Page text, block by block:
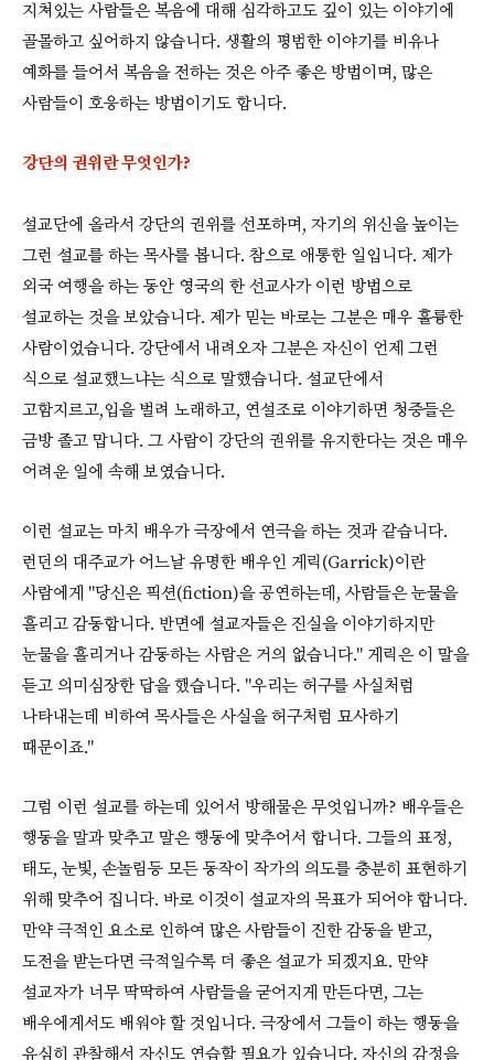
지쳐있는 사람들은 복음에 대해 심각하고도 깊이 있는 이야기에
골몰하고 싶어하지 않습니다. 생활의 평범한 이야기를 비유나
예화를 들어서 복음을 전하는 것은 아주 좋은 방법이며, 많은
사람들이 호응하는 방법이기도 합니다.
강단의 권위란 무엇인가?
설교단에 올라서 강단의 권위를 선포하며, 자기의 위신을 높이는
그런 설교를 하는 목사를 봅니다. 참으로 애통한 일입니다. 제가
외국 여행을 하는 동안 영국의 한 선교사가 이런 방법으로
설교하는 것을 보았습니다. 제가 믿는 바로는 그분은 매우 훌륭한
사람이었습니다. 강단에서 내려오자 그분은 자신이 언제 그런
식으로 설교했느냐는 식으로 말했습니다. 설교단에서
고함지르고,입을 벌려 노래하고, 연설조로 이야기하면 청중들은
금방 졸고 맙니다. 그 사람이 강단의 권위를 유지한다는 것은 매우
어려운 일에 속해 보였습니다.
이런 설교는 마치 배우가 극장에서 연극을 하는 것과 같습니다.
런던의 대주교가 어느날 유명한 배우인 게릭(Garrick)이란
사람에게 "당신은 픽션(fiction)을 공연하는데, 사람들은 눈물을
흘리고 감동합니다. 반면에 설교자들은 진실을 이야기하지만
눈물을 흘리거나 감동하는 사람은 거의 없습니다." 게릭은 이 말을
듣고 의미심장한 답을 했습니다. "우리는 허구를 사실처럼
나타내는데 비하여 목사들은 사실을 허구처럼 묘사하기
때문이죠."
그럼 이런 설교를 하는데 있어서 방해물은 무엇입니까? 배우들은
행동을 말과 맞추고 말은 행동에 맞추어서 합니다. 그들의 표정,
태도, 눈빛, 손놀림등 모든 동작이 작가의 의도를 충분히 표현하기
위해 맞추어 집니다. 바로 이것이 설교자의 목표가 되어야 합니다.
만약 극적인 요소로 인하여 많은 사람들이 진한 감동을 받고,
도전을 받는다면 극적일수록 더 좋은 설교가 되겠지요. 만약
설교자가 너무 딱딱하여 사람들을 굳어지게 만든다면, 그는
배우에게서도 배워야 할 것입니다. 극장에서 그들이 하는 행동을
유심히 관찰해서 자신도 연습할 필요가 있습니다. 자신의 감정을